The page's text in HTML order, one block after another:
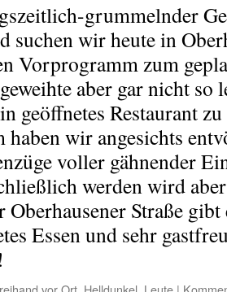
grummelnder
suchen wir heute in
Vorprogramm zum
aber gar nicht so
geöffnetes Restaurant
haben wir angesichts
voller gähnender
werden wird
Oberhausener Straße
Essen und sehr